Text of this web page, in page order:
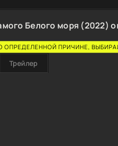
Белого моря (2022)
ПРИЧИНЕ,
Трейлер